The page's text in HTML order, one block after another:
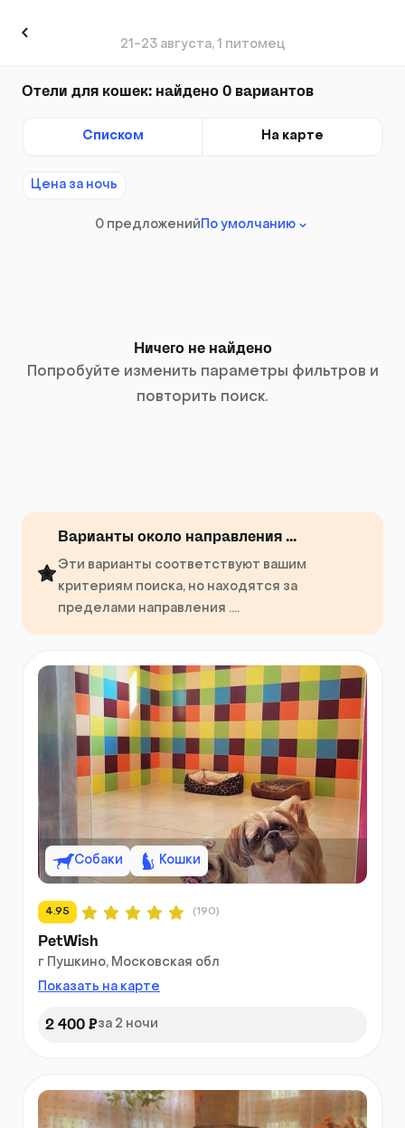
21-23 августа, 1 питомец
Отели для кошек: найдено 0 вариантов
Списком На карте
Цена за ночь
0 предложений По умолчанию
Ничего не найдено
Попробуйте изменить параметры фильтров и
повторить поиск.
Варианты около направления ...
Эти варианты соответствуют вашим
критериям поиска, но находятся за
пределами направления ....
Собаки Кошки
4.95 (190)
PetWish
г Пушкино, Московская обл
Показать на карте
2 400 ₽за 2 ночи